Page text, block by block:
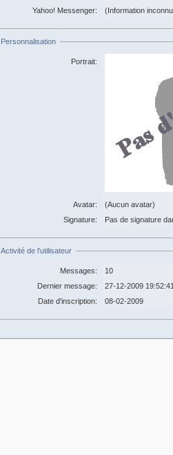
Yahoo! Messenger:
(Information
Personnalisation
Portrait:
Avatar:
(Aucun avatar)
Signature:
Pas de signature
Activité de l'utilisateur
Messages:
10
Dernier message:
27-12-2009
Date d'inscription:
08-02-2009